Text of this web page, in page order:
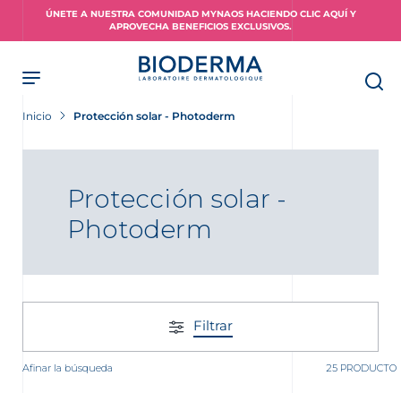
ÚNETE A NUESTRA COMUNIDAD MYNAOS HACIENDO CLIC AQUÍ Y
APROVECHA BENEFICIOS EXCLUSIVOS.
Inicio Protección solar - Photoderm
Protección solar -
Photoderm
Filtrar
Afinar la búsqueda 25 PRODUCTO